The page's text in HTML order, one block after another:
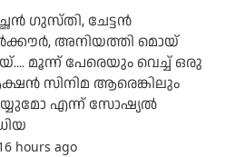
ഗുസ്തി, ചേട്ടന്‍
അനിയത്തി മൊയ്
മൂന്ന് പേരെയും വെച്ച് ഒരു
സിനിമ ആരെങ്കിലും
എന്ന് സോഷ്യല്‍
hours ago